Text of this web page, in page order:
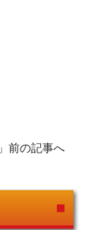
」前の記事へ